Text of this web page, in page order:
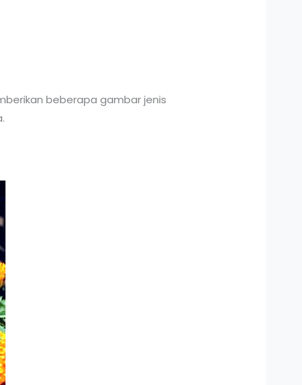
beberapa gambar jenis